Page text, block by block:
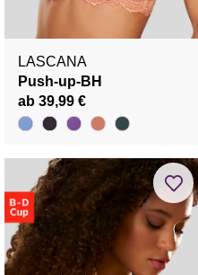
LASCANA
Push-up-BH
ab 39,99 €